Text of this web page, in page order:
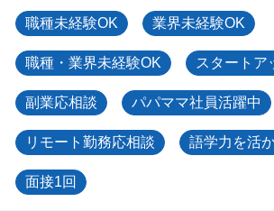
職種未経験OK 業界未経験OK
職種・業界未経験OK スタートア
副業応相談 パパママ社員活躍中
リモート勤務応相談 語学力を活
面接1回